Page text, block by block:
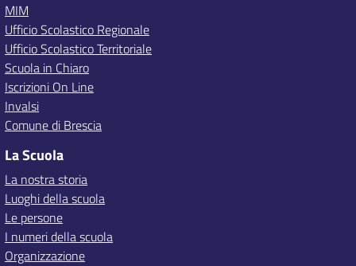
MIM
Ufficio Scolastico Regionale
Ufficio Scolastico Territoriale
Scuola in Chiaro
Iscrizioni On Line
Invalsi
Comune di Brescia
La Scuola
La nostra storia
Luoghi della scuola
Le persone
I numeri della scuola
Organizzazione